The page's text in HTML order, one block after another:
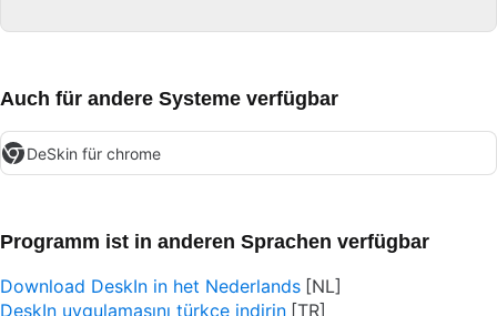
Auch für andere Systeme verfügbar
DeSkin für chrome
Programm ist in anderen Sprachen verfügbar
Download DeskIn in het Nederlands
DeskIn uygulamasını türkçe indirin